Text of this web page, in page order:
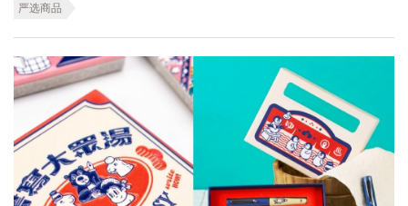
严选商品